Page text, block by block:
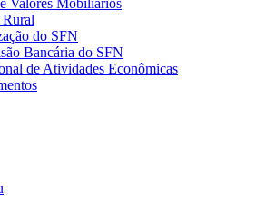
Valores Mobiliários
do SFN
Bancária do SFN
de Atividades Econômicas